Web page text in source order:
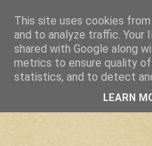
This site uses cookies
and to analyze traffic. Your
shared with Google along
metrics to ensure quality
statistics, and to detect
LEARN